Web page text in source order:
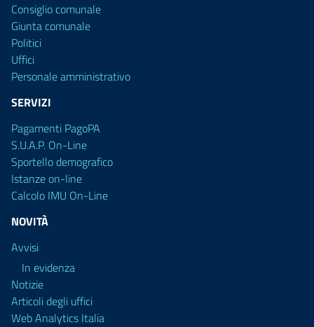
Consiglio comunale
Giunta comunale
Politici
Uffici
Personale amministrativo
SERVIZI
Pagamenti PagoPA
S.U.A.P. On-Line
Sportello demografico
Istanze on-line
Calcolo IMU On-Line
NOVITÀ
Avvisi
In evidenza
Notizie
Articoli degli uffici
Web Analytics Italia